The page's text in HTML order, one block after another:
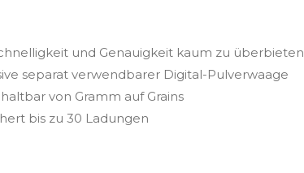
und Genauigkeit kaum zu überbieten
separat verwendbarer Digital-Pulverwaage
von Gramm auf Grains
bis zu 30 Ladungen